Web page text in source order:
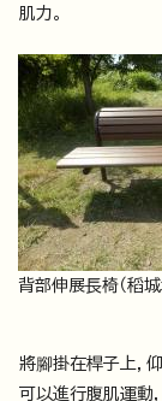
肌力。
背部伸展長椅（稻
將腳掛在桿子上，
可以進行腹肌運動